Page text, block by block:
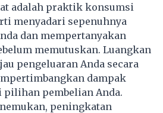
adalah praktik konsumsi
menyadari sepenuhnya
dan mempertanyakan
memutuskan. Luangkan
pengeluaran Anda secara
dampak
pilihan pembelian Anda.
peningkatan